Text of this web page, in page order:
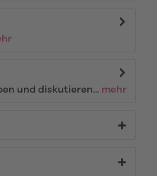
und diskutieren... mehr